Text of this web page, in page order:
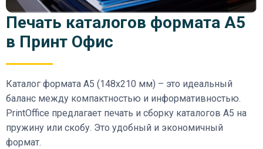
Печать каталогов формата А5
в Принт Офис
Каталог формата А5 (148х210 мм) – это идеальный
баланс между компактностью и информативностью.
PrintOffice предлагает печать и сборку каталогов А5 на
пружину или скобу. Это удобный и экономичный
формат.